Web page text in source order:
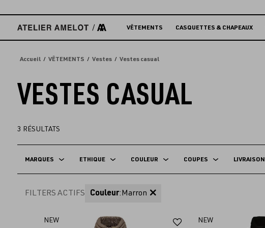
directement
contenu
VÊTEMENTS CASQUETTES & CHAPEAUX
Accueil VÊTEMENTS Vestes Vestes casual
VESTES CASUAL
3 RÉSULTATS
MARQUES ETHIQUE COULEUR COUPES LIVRAISON
FILTERS ACTIFS Couleur:Marron
NEW
Ajouter
NEW